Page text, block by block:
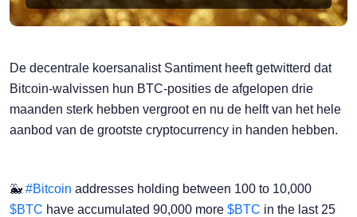
De decentrale koersanalist Santiment heeft getwitterd dat
Bitcoin-walvissen hun BTC-posities de afgelopen drie
maanden sterk hebben vergroot en nu de helft van het hele
aanbod van de grootste cryptocurrency in handen hebben.
🐳 #Bitcoin addresses holding between 100 to 10,000
$BTC have accumulated 90,000 more $BTC in the last 25